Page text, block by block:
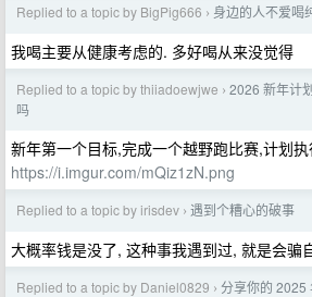
Replied to a topic by BigPig666 › 身边的人不爱喝
我喝主要从健康考虑的. 多好喝从来没觉得
Replied to a topic by thiiadoewjwe › 2026 新年计
吗
新年第一个目标,完成一个越野跑比赛,计划
https://i.imgur.com/mQiz1zN.png
Replied to a topic by irisdev › 遇到个糟心的破事
大概率钱是没了, 这种事我遇到过, 就是会骗
Replied to a topic by Daniel0829 › 分享你的 2025